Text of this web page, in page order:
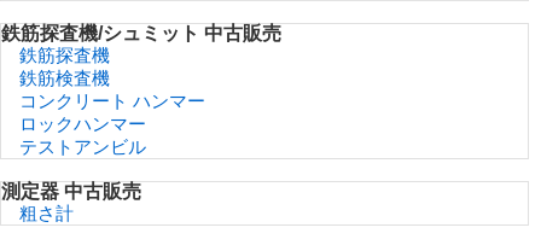
鉄筋探査機/シュミット 中古販売
鉄筋探査機
鉄筋検査機
コンクリート ハンマー
ロックハンマー
テストアンビル
測定器 中古販売
粗さ計